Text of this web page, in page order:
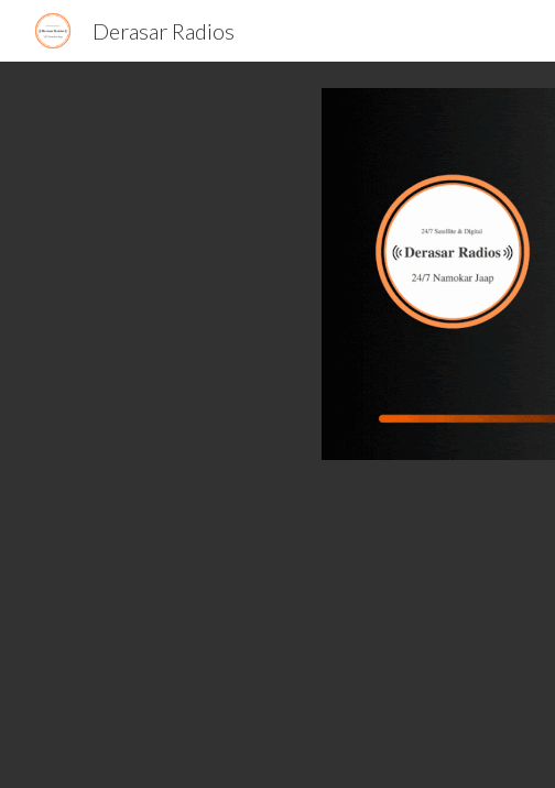
Derasar Radios